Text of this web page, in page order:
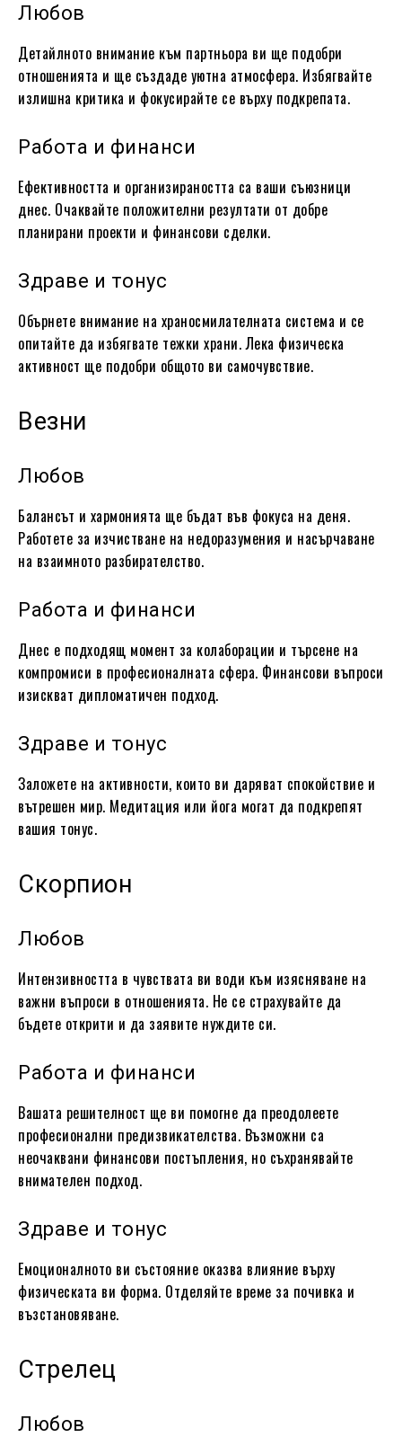
Любов
Детайлното внимание към партньора ви ще подобри
отношенията и ще създаде уютна атмосфера. Избягвайте
излишна критика и фокусирайте се върху подкрепата.
Работа и финанси
Ефективността и организираността са ваши съюзници
днес. Очаквайте положителни резултати от добре
планирани проекти и финансови сделки.
Здраве и тонус
Обърнете внимание на храносмилателната система и се
опитайте да избягвате тежки храни. Лека физическа
активност ще подобри общото ви самочувствие.
Везни
Любов
Балансът и хармонията ще бъдат във фокуса на деня.
Работете за изчистване на недоразумения и насърчаване
на взаимното разбирателство.
Работа и финанси
Днес е подходящ момент за колаборации и търсене на
компромиси в професионалната сфера. Финансови въпроси
изискват дипломатичен подход.
Здраве и тонус
Заложете на активности, които ви даряват спокойствие и
вътрешен мир. Медитация или йога могат да подкрепят
вашия тонус.
Скорпион
Любов
Интензивността в чувствата ви води към изясняване на
важни въпроси в отношенията. Не се страхувайте да
бъдете открити и да заявите нуждите си.
Работа и финанси
Вашата решителност ще ви помогне да преодолеете
професионални предизвикателства. Възможни са
неочаквани финансови постъпления, но съхранявайте
внимателен подход.
Здраве и тонус
Емоционалното ви състояние оказва влияние върху
физическата ви форма. Отделяйте време за почивка и
възстановяване.
Стрелец
Любов